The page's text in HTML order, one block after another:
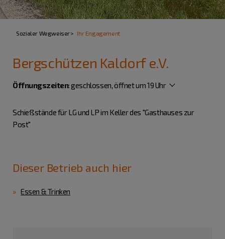
Sozialer Wegweiser Ihr Engagement
Bergschützen Kaldorf e.V.
Öffnungszeiten:geschlossen, öffnet um 19 Uhr
Schießstände für LG und LP im Keller des "Gasthauses zur
Post"
Dieser Betrieb auch hier
Essen & Trinken